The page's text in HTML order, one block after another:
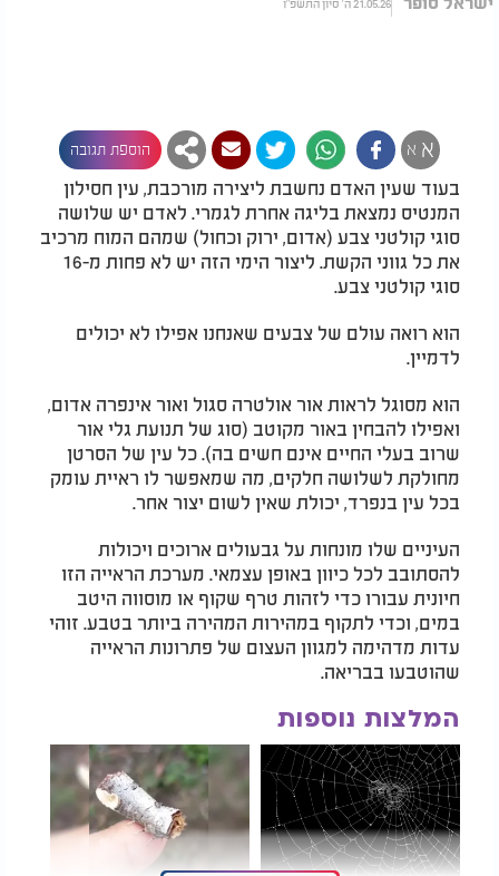
א א הוספת תגובה
בעוד שעין האדם נחשבת ליצירה מורכבת, עין חסילון
המנטיס נמצאת בליגה אחרת לגמרי. לאדם יש שלושה
סוגי קולטני צבע (אדום, ירוק וכחול) שמהם המוח מרכיב
את כל גווני הקשת. ליצור הימי הזה יש לא פחות מ-16
סוגי קולטני צבע.
הוא רואה עולם של צבעים שאנחנו אפילו לא יכולים
לדמיין.
הוא מסוגל לראות אור אולטרה סגול ואור אינפרה אדום,
ואפילו להבחין באור מקוטב (סוג של תנועת גלי אור
שרוב בעלי החיים אינם חשים בה). כל עין של הסרטן
מחולקת לשלושה חלקים, מה שמאפשר לו ראיית עומק
בכל עין בנפרד, יכולת שאין לשום יצור אחר.
העיניים שלו מונחות על גבעולים ארוכים ויכולות
להסתובב לכל כיוון באופן עצמאי. מערכת הראייה הזו
חיונית עבורו כדי לזהות טרף שקוף או מוסווה היטב
במים, וכדי לתקוף במהירות המהירה ביותר בטבע. זוהי
עדות מדהימה למגוון העצום של פתרונות הראייה
שהוטבעו בבריאה.
המלצות נוספות